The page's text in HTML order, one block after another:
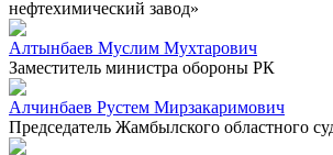
нефтехимический завод»
Алтынбаев Муслим Мухтарович
Заместитель министра обороны РК
Алчинбаев Рустем Мирзакаримович
Председатель Жамбылского областного